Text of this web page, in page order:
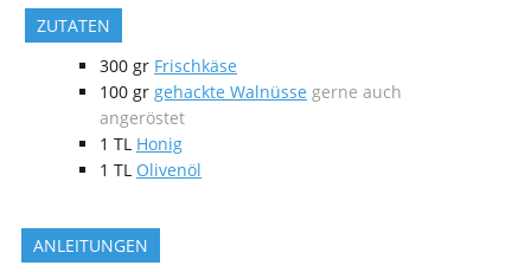
ZUTATEN
300 gr Frischkäse
100 gr gehackte Walnüsse gerne auch
angeröstet
1 TL Honig
1 TL Olivenöl
ANLEITUNGEN